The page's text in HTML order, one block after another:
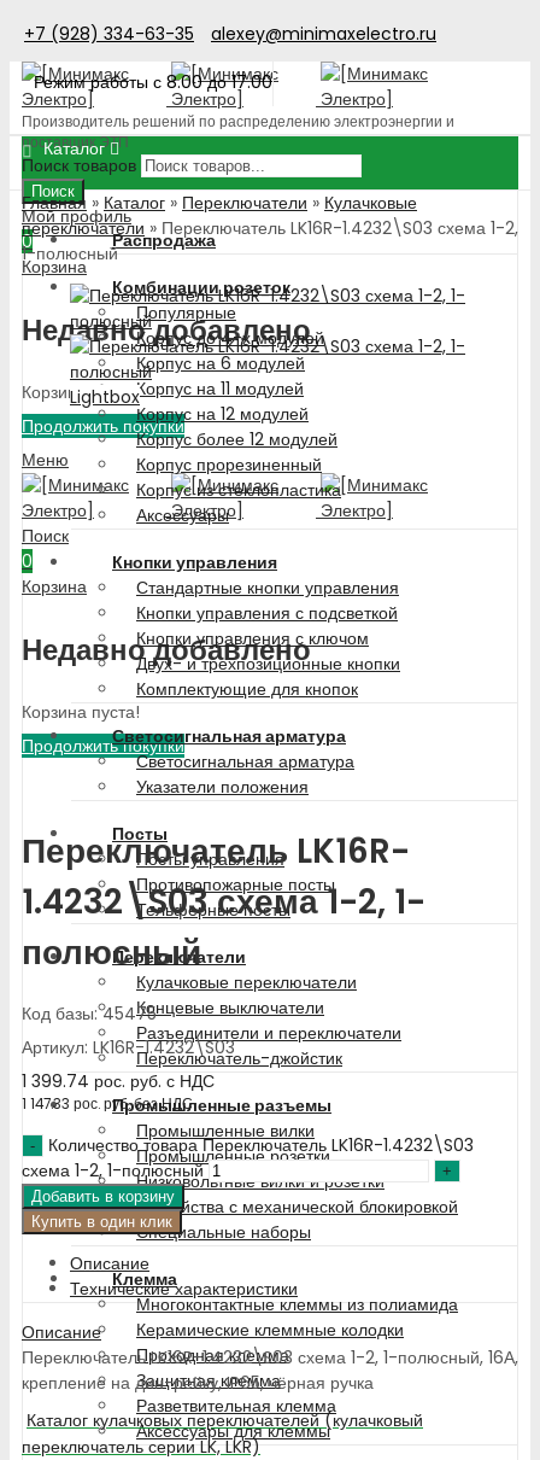
+7 (928) 334-63-35
alexey@minimaxelectro.ru
Режим работы с 8.00 до 17.00
Производитель решений по распределению электроэнергии и
поставщик ЭТП
Поиск товаров
Поиск
Мой профиль
0
Корзина
Недавно добавлено
Корзина пуста!
Продолжить покупки
Меню
Поиск
0
Корзина
Недавно добавлено
Корзина пуста!
Продолжить покупки
Каталог
Распродажа
Комбинации розеток
Популярные
Корпус до 4-х модулей
Корпус на 6 модулей
Корпус на 11 модулей
Корпус на 12 модулей
Корпус более 12 модулей
Корпус прорезиненный
Корпус из стеклопластика
Аксессуары
Кнопки управления
Стандартные кнопки управления
Кнопки управления с подсветкой
Кнопки управления с ключом
Двух- и трехпозиционные кнопки
Комплектующие для кнопок
Светосигнальная арматура
Светосигнальная арматура
Указатели положения
Посты
Посты управления
Противопожарные посты
Тельферные посты
Переключатели
Кулачковые переключатели
Концевые выключатели
Разъединители и переключатели
Переключатель-джойстик
Промышленные разъемы
Промышленные вилки
Промышленные розетки
Низковольтные вилки и розетки
Устройства с механической блокировкой
Специальные наборы
Клемма
Многоконтактные клеммы из полиамида
Керамические клеммные колодки
Проходная клемма
Защитная клемма
Разветвительная клемма
Аксессуары для клеммы
Главная » Каталог » Переключатели » Кулачковые
переключатели » Переключатель LK16R-1.4232\S03 схема 1-2,
1-полюсный
Lightbox
Переключатель LK16R-
1.4232\S03 схема 1-2, 1-
полюсный
Код базы: 45475
Артикул: LK16R-1.4232\S03
1 399.74 рос. руб. с НДС
1 147.33 рос. руб.без НДС
Количество товара Переключатель LK16R-1.4232\S03
схема 1-2, 1-полюсный
Добавить в корзину
Купить в один клик
Описание
Технические характеристики
Описание
Переключатель LK16R-1.4232\S03 схема 1-2, 1-полюсный, 16А,
крепление на дин-рейку, IP65, чёрная ручка
Каталог кулачковых переключателей (кулачковый
переключатель серии LK, LKR)